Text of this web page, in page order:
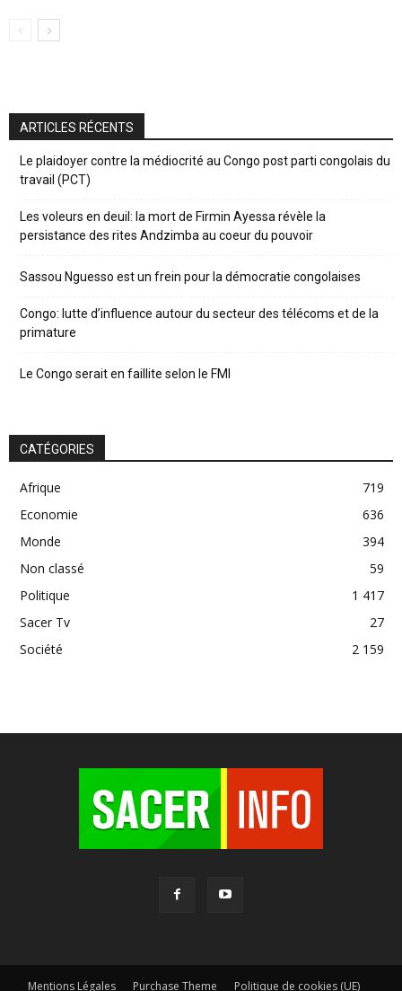
ARTICLES RÉCENTS
Le plaidoyer contre la médiocrité au Congo post parti congolais du
travail (PCT)
Les voleurs en deuil: la mort de Firmin Ayessa révèle la
persistance des rites Andzimba au coeur du pouvoir
Sassou Nguesso est un frein pour la démocratie congolaises
Congo: lutte d’influence autour du secteur des télécoms et de la
primature
Le Congo serait en faillite selon le FMI
CATÉGORIES
Afrique
719
Economie
636
Monde
394
Non classé
59
Politique
1 417
Sacer Tv
27
Société
2 159
Mentions Légales Purchase Theme Politique de cookies (UE)